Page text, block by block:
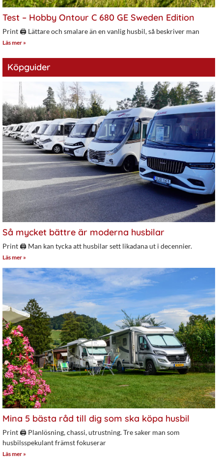
Test – Hobby Ontour C 680 GE Sweden Edition
Print 🖨 Lättare och smalare än en vanlig husbil, så beskriver man
Läs mer »
Köpguider
Så mycket bättre är moderna husbilar
Print 🖨 Man kan tycka att husbilar sett likadana ut i decennier.
Läs mer »
Mina 5 bästa råd till dig som ska köpa husbil
Print 🖨 Planlösning, chassi, utrustning. Tre saker man som
husbilsspekulant främst fokuserar
Läs mer »